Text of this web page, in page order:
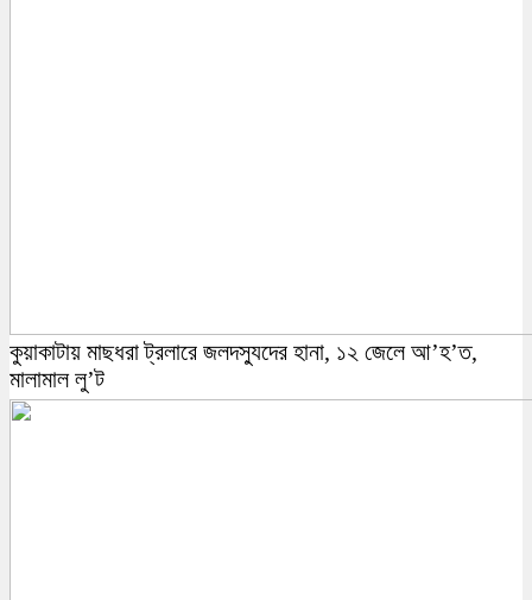
কুয়াকাটায় মাছধরা ট্রলারে জলদস্যুদের হানা, ১২ জেলে আ’হ’ত,
মালামাল লু’ট